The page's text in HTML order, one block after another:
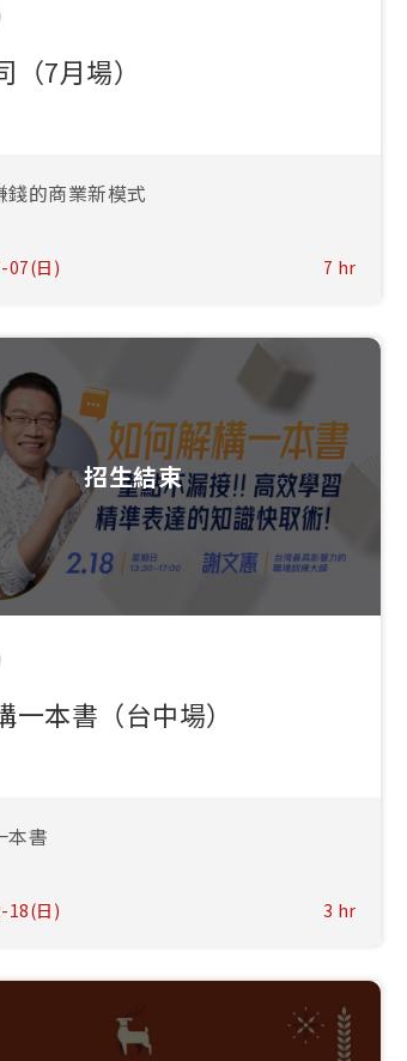
（7月場）
錢的商業新模式
07(日) 7 hr
招生結束
一本書（台中場）
本書
18(日) 3 hr